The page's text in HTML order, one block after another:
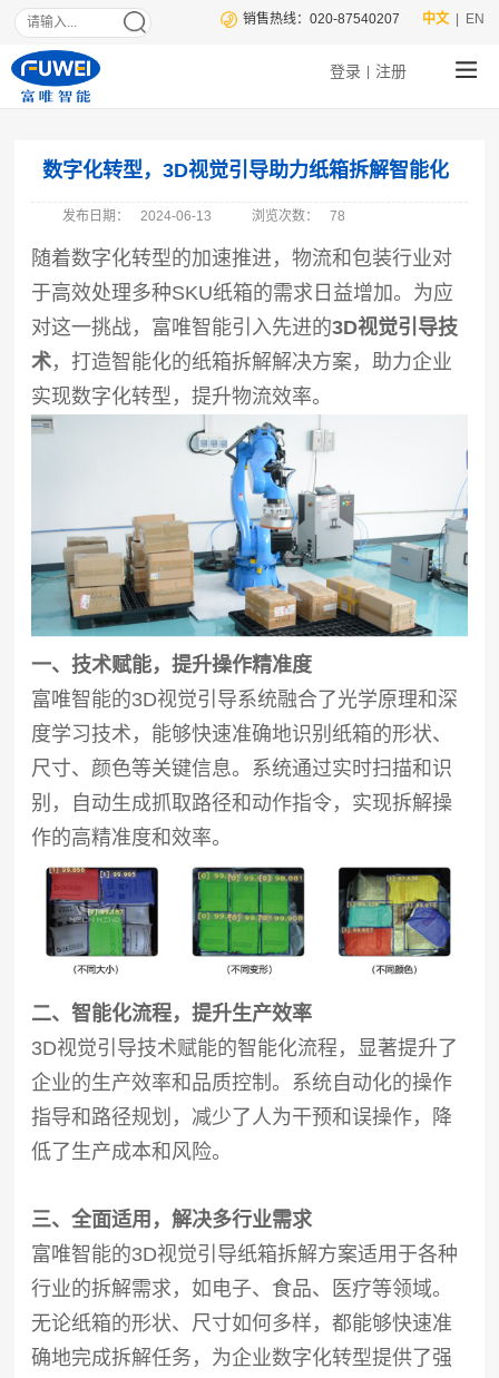
| EN
中文
销售热线：020-87540207
登录 注册
数字化转型，3D视觉引导助力纸箱拆解智能化
发布日期： 2024-06-13 浏览次数： 78
随着数字化转型的加速推进，物流和包装行业对
于高效处理多种SKU纸箱的需求日益增加。为应
对这一挑战，富唯智能引入先进的3D视觉引导技
术，打造智能化的纸箱拆解解决方案，助力企业
实现数字化转型，提升物流效率。
一、技术赋能，提升操作精准度
富唯智能的3D视觉引导系统融合了光学原理和深
度学习技术，能够快速准确地识别纸箱的形状、
尺寸、颜色等关键信息。系统通过实时扫描和识
别，自动生成抓取路径和动作指令，实现拆解操
作的高精准度和效率。
二、智能化流程，提升生产效率
3D视觉引导技术赋能的智能化流程，显著提升了
企业的生产效率和品质控制。系统自动化的操作
指导和路径规划，减少了人为干预和误操作，降
低了生产成本和风险。
三、全面适用，解决多行业需求
富唯智能的3D视觉引导纸箱拆解方案适用于各种
行业的拆解需求，如电子、食品、医疗等领域。
无论纸箱的形状、尺寸如何多样，都能够快速准
确地完成拆解任务，为企业数字化转型提供了强